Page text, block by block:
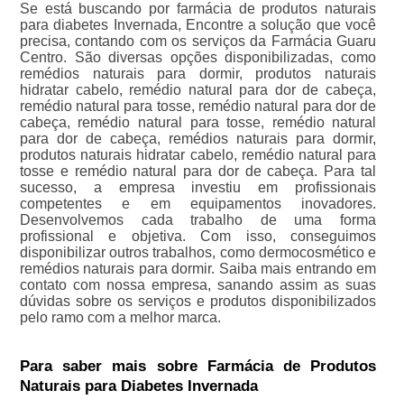
Se está buscando por farmácia de produtos naturais
para diabetes Invernada, Encontre a solução que você
precisa, contando com os serviços da Farmácia Guaru
Centro. São diversas opções disponibilizadas, como
remédios naturais para dormir, produtos naturais
hidratar cabelo, remédio natural para dor de cabeça,
remédio natural para tosse, remédio natural para dor de
cabeça, remédio natural para tosse, remédio natural
para dor de cabeça, remédios naturais para dormir,
produtos naturais hidratar cabelo, remédio natural para
tosse e remédio natural para dor de cabeça. Para tal
sucesso, a empresa investiu em profissionais
competentes e em equipamentos inovadores.
Desenvolvemos cada trabalho de uma forma
profissional e objetiva. Com isso, conseguimos
disponibilizar outros trabalhos, como dermocosmético e
remédios naturais para dormir. Saiba mais entrando em
contato com nossa empresa, sanando assim as suas
dúvidas sobre os serviços e produtos disponibilizados
pelo ramo com a melhor marca.
Para saber mais sobre Farmácia de Produtos
Naturais para Diabetes Invernada